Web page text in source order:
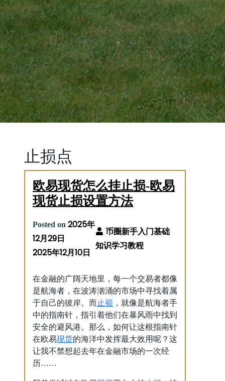
止损点
欧易现货怎么挂止损-欧易
现货止损设置方法
Posted on 2025年
12月29日
2025年12月10日
在金融的广阔天地里，每一个交易者都像
是航海者，在波涛汹涌的市场中寻找着属
于自己的彼岸。而止损 ，就像是航海者手
中的指南针，指引着他们在暴风雨中找到
安全的避风港。那么，如何让这根指南针
在欧易现货的海洋中发挥最大效用呢？这
让我不禁想起去年在金融市场的一次经
历……